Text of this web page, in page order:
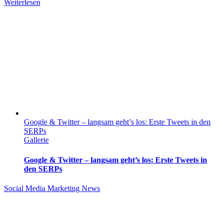
Weiterlesen
Google & Twitter – langsam geht’s los: Erste Tweets in den
SERPs
Gallerie
Google & Twitter – langsam geht’s los: Erste Tweets in
den SERPs
Social Media Marketing News